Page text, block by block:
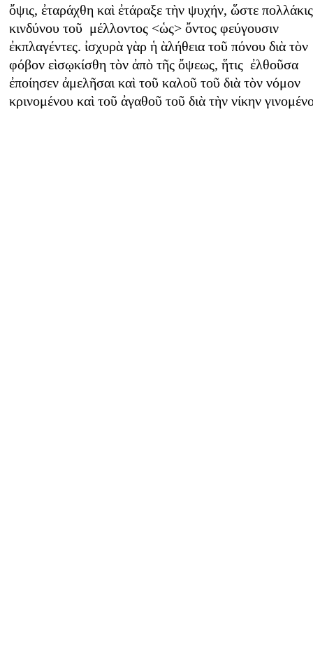
ὄψις, ἐταράχθη καὶ ἐτάραξε τὴν ψυχήν, ὥστε πολλάκις
κινδύνου τοῦ μέλλοντος <ὡς> ὄντος φεύγουσιν
ἐκπλαγέντες. ἰσχυρὰ γὰρ ἡ ὰλήθεια τοῦ πόνου διὰ τὸν
φόβον εὶσῳκίσθη τὸν ἀπὸ τῆς ὄψεως, ἥτις ἐλθοῦσα
ἐποίησεν ἀμελῆσαι καὶ τοῦ καλοῦ τοῦ διὰ τὸν νόμον
κρινομένου καὶ τοῦ ἀγαθοῦ τοῦ διὰ τὴν νίκην